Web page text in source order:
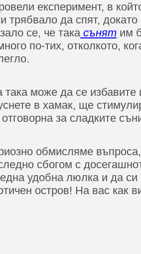
експеримент, в
трябвало да спят,
се, че такасънят им
по-тих, отколкото,
така може да се
в хамак, ще
за сладките
обмисляме
сбогом с
удобна люлка и да си
остров! На вас как